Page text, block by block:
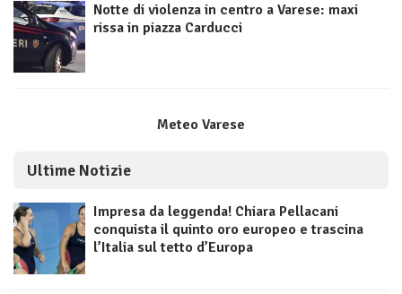
Notte di violenza in centro a Varese: maxi
rissa in piazza Carducci
Meteo Varese
Ultime Notizie
Impresa da leggenda! Chiara Pellacani
conquista il quinto oro europeo e trascina
l’Italia sul tetto d’Europa